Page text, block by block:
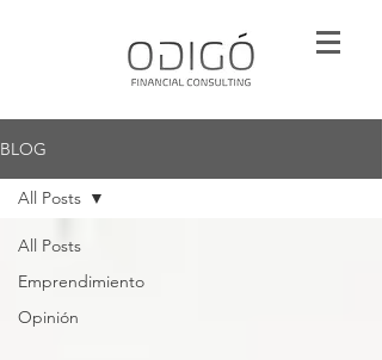
BLOG
All Posts
Emprendimiento
Opinión
All Posts